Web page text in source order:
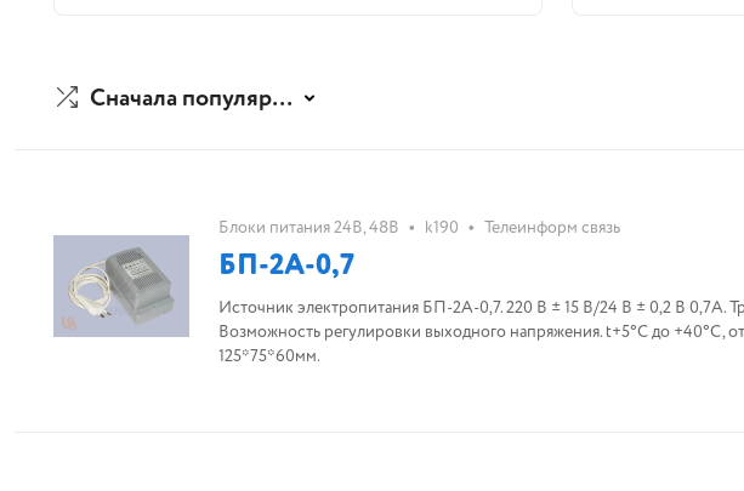
Сначала популярные
Блоки питания 24В, 48В • k190 • Телеинформ связь
БП-2А-0,7
Источник электропитания БП-2А-0,7. 220 В ± 15 В/24 В ± 0,2 В 0,7А.
Возможность регулировки выходного напряжения. t+5°С до +40°С,
125*75*60мм.